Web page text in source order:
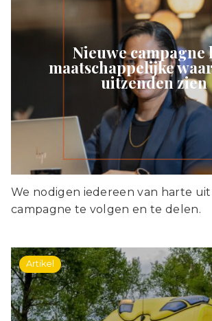
Nieuwe campagne
maatschappelijke
uitzenden zien
We nodigen iedereen van harte
campagne te volgen en te delen.
Artikel